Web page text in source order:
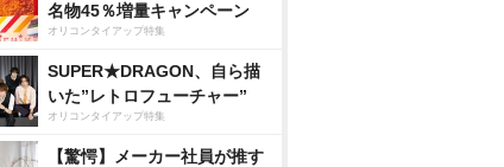
名物45％増量キャンペーン
オリコンタイアップ特集
SUPER★DRAGON、自ら描
いた”レトロフューチャー”
オリコンタイアップ特集
【驚愕】メーカー社員が推す